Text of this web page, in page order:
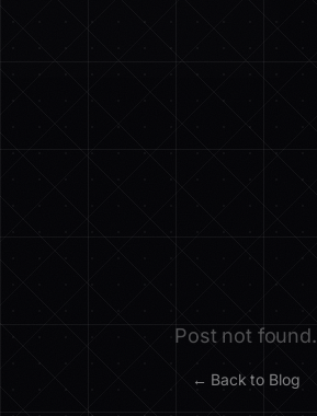
Post not found.
← Back to Blog